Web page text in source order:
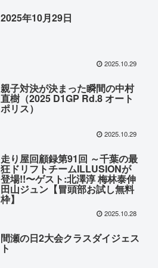
2025年10月29日
2025.10.29
親子対決が決まった瞬間の中村
直樹（2025 D1GP Rd.8 オート
ポリス）
2025.10.29
走り屋回顧録第91回 ～千葉の最
狂ドリフトチームILLUSIONが
登場!!〜ゲスト:北澤淳 梅林泰伸
田山ジュン【冒頭部お試し無料
枠】
2025.10.28
間瀬の日2大会クラスダイジェス
ト